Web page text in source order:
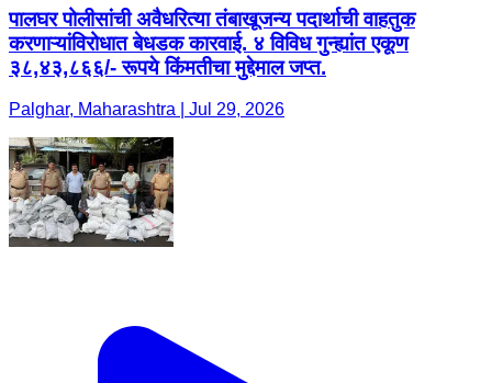
पालघर पोलीसांची अवैधरित्या तंबाखूजन्य पदार्थाची वाहतुक
करणाऱ्यांविरोधात बेधडक कारवाई. ४ विविध गुन्ह्यांत एकूण
३८,४३,८६६/- रूपये किंमतीचा मुद्देमाल जप्त.
Palghar, Maharashtra | Jul 29, 2026